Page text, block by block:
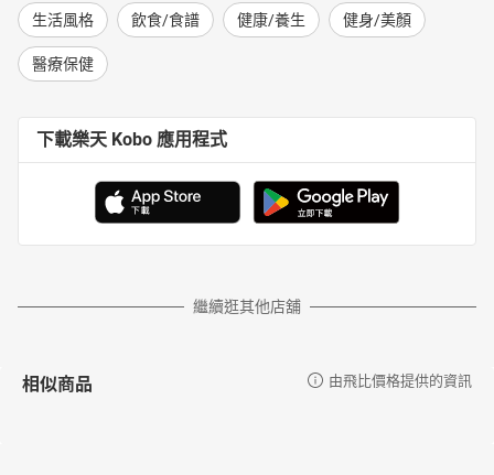
陳俊旭 美國自然醫學博士
程涵宇 專業營養師
黑面蔡媽媽 「馬甲天后」運動Youtuber
生活風格 飲食/食譜 健康/養生 健身/美顏
醫療保健
下載樂天 Kobo 應用程式
繼續逛其他店舖
相似商品 由飛比價格提供的資訊